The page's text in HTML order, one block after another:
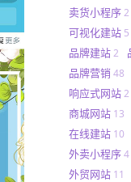
卖货小程序 2
可视化建站 5
品牌建站 2
品牌营销 48
响应式网站 2
商城网站 13
在线建站 10
外卖小程序 4
外贸网站 11